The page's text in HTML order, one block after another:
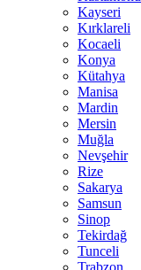
Kayseri
Kırklareli
Kocaeli
Konya
Kütahya
Manisa
Mardin
Mersin
Muğla
Nevşehir
Rize
Sakarya
Samsun
Sinop
Tekirdağ
Tunceli
Trabzon